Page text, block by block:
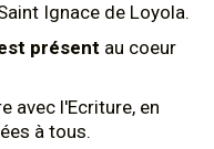
Ignace de Loyola.
présent au coeur
avec l'Ecriture, en
à tous.